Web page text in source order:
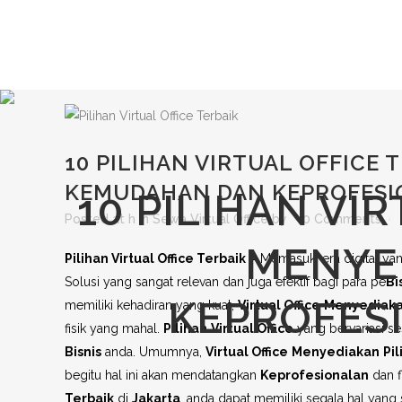
10 PILIHAN
10 PILIHAN VIRTUAL OFFICE
KEMUDAHAN DAN
Posted at h inSewa Virtual Office by 0 Comments
Pilihan Virtual Office Terbaik –Memasuki era digital
Solusi yang sangat relevan dan juga efektif bagi para pe
memiliki kehadiran yang kuat,Virtual Office
fisik yang mahal.
Pilihan Virtual Officeyang bervariasi
Bisnis anda. Umumnya, Virtual Office Menyediakan
begitu hal ini akan mendatangkan Keprofesionalan dan
Terbaik di Jakarta , anda dapat memiliki segala hal